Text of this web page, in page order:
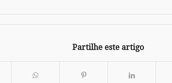
Partilhe este artigo